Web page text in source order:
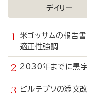
デイリー
米ゴッサムの報告
適正性強調
2030年までに黒
ビルテプソの添